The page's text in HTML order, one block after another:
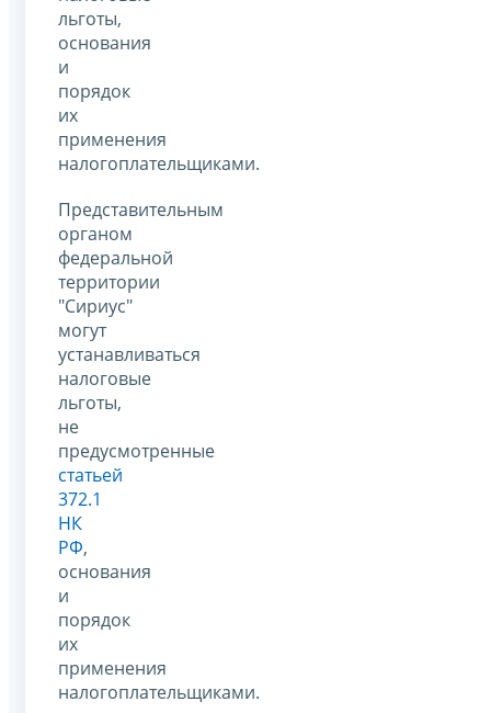
льготы,
основания
и
порядок
их
применения
налогоплательщиками.
Представительным
органом
федеральной
территории
"Сириус"
могут
устанавливаться
налоговые
льготы,
не
предусмотренные
статьей
372.1
НК
РФ,
основания
и
порядок
их
применения
налогоплательщиками.